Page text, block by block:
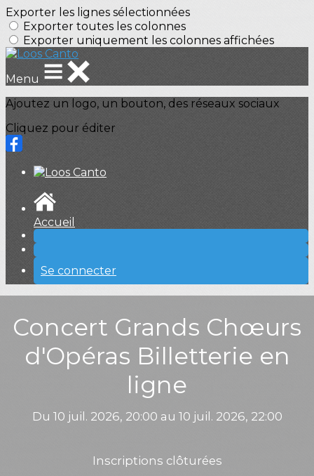
Exporter les lignes sélectionnées
Exporter toutes les colonnes
Exporter uniquement les colonnes affichées
Menu
Ajoutez un logo, un bouton, des réseaux sociaux
Cliquez pour éditer
Accueil
Se connecter
Concert Grands Chœurs
d'Opéras Billetterie en
ligne
Du 10 juil. 2026, 20:00 au 10 juil. 2026, 22:00
Inscriptions clôturées